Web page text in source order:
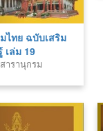
ไทย ฉบับเสริม
เล่ม 19
ารานุกรม